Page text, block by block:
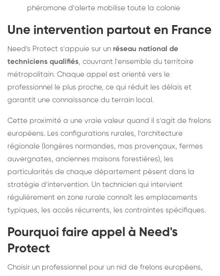
phéromone d'alerte mobilise toute la colonie
Une intervention partout en France
Need's Protect s'appuie sur un réseau national de
techniciens qualifiés, couvrant l'ensemble du territoire
métropolitain. Chaque appel est orienté vers le
professionnel le plus proche, ce qui réduit les délais et
garantit une connaissance du terrain local.
Cette proximité a une vraie valeur quand il s'agit de frelons
européens. Les configurations rurales, l'architecture
régionale (longères normandes, mas provençaux, fermes
auvergnates, anciennes maisons forestières), les
particularités de chaque département pèsent dans la
stratégie d'intervention. Un technicien qui intervient
régulièrement en zone rurale connaît les emplacements
typiques, les accès récurrents, les contraintes spécifiques.
Pourquoi faire appel à Need's
Protect
Choisir un professionnel pour un nid de frelons européens,